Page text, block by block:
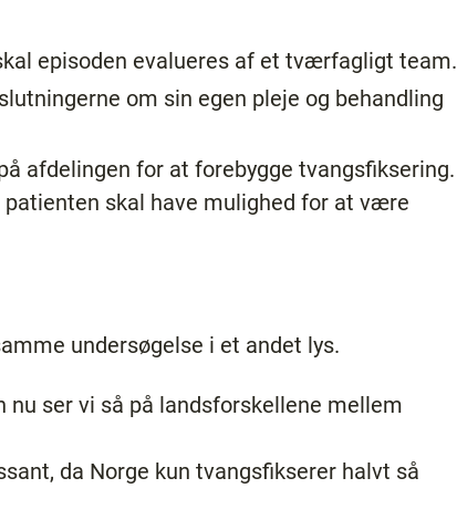
episoden evalueres af et tværfagligt team.
om sin egen pleje og behandling
afdelingen for at forebygge tvangsfiksering.
skal have mulighed for at være
undersøgelse i et andet lys.
ser vi så på landsforskellene mellem
da Norge kun tvangsfikserer halvt så